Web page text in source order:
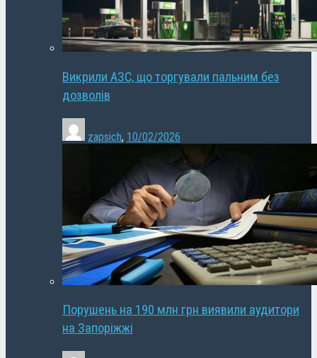
Викрили АЗС, що торгували пальним без
дозволів
zapsich, 10/02/2026
Порушень на 190 млн грн виявили аудитори
на Запоріжжі